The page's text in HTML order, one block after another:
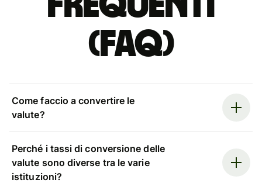
(FAQ)
Come faccio a convertire le
valute?
Perché i tassi di conversione delle
valute sono diverse tra le varie
istituzioni?